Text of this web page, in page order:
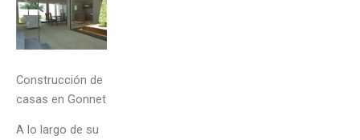
Construcción de
casas en Gonnet
A lo largo de su